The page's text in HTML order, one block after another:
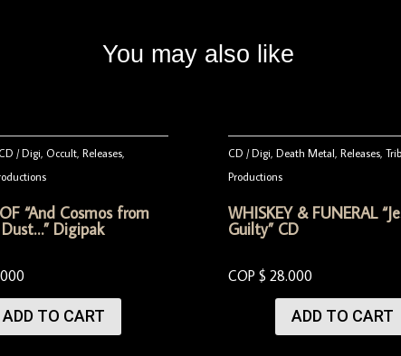
You may also like
/ Digi ,Occult ,Releases
“And Cosmos from
Digipak
ADD TO CART
CD / Digi ,Death Metal ,Releases ,
Productions
WHISKEY & FUNERAL
Guilty” CD
COP $28.000
ADD TO CART